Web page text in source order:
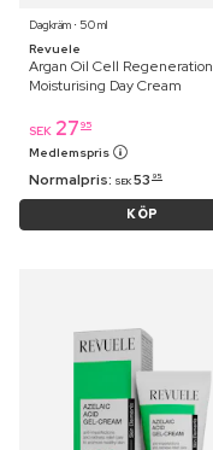
Dagkräm ⋅ 50 ml
Revuele
Argan Oil Cell Regeneration
Moisturising Day Cream
SEK 27 95
Medlemspris
Normalpris: SEK 53 95
KÖP